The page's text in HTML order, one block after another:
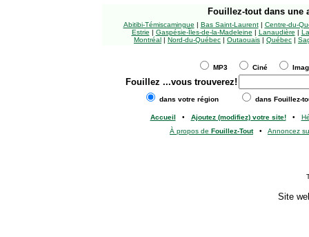
Fouillez-tout dans une
Abitibi-Témiscamingue | Bas Saint-Laurent| Centre-du-
Estrie | Gaspésie-Îles-de-la-Madeleine | Lanaudière |
Montréal | Nord-du-Québec | Outaouais | Québec |
MP3 Ciné
Fouillez ...vous trouverez!
dans votre région dans Fouillez-
Accueil • Ajoutez (modifiez) votre site!•
À propos de Fouillez-Tout• Annoncez
Site